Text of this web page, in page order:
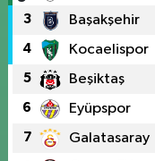
3 Başakşehir
4 Kocaelispor
5 Beşiktaş
6 Eyüpspor
7 Galatasaray